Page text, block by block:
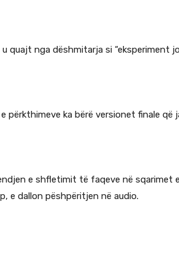
quajt nga dëshmitarja si “eksperiment
përkthimeve ka bërë versionet finale që
e shfletimit të faqeve në sqarimet
e dallon pëshpëritjen në audio.